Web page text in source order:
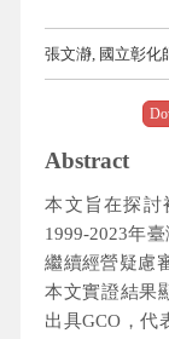
張文瀞, 國立彰化
Abstract
本文旨在探討
1999-2023年
繼續經營疑慮
本文實證結果
出具GCO，代